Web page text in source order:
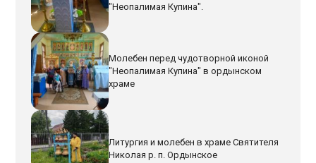
"Неопалимая Купина".
Молебен перед чудотворной иконой
"Неопалимая Купина" в ордынском
храме
Литургия и молебен в храме Святителя
Николая р. п. Ордынское